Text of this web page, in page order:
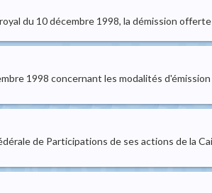
du 10 décembre 1998, la démission
1998 concernant les modalités
de Participations de ses actions de la